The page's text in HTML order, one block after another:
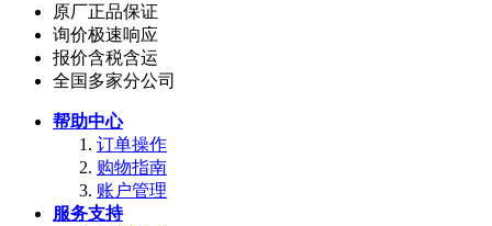
原厂正品保证
询价极速响应
报价含税含运
全国多家分公司
帮助中心
订单操作
购物指南
账户管理
服务支持